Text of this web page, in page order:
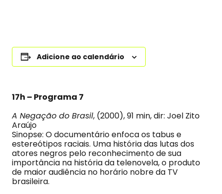
Adicione ao calendário
17h – Programa 7
A Negação do Brasil, (2000), 91 min, dir: Joel Zito
Araújo
Sinopse: O documentário enfoca os tabus e
estereótipos raciais. Uma história das lutas dos
atores negros pelo reconhecimento de sua
importância na história da telenovela, o produto
de maior audiência no horário nobre da TV
brasileira.